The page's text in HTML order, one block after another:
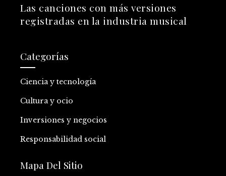
Las canciones con más versiones
registradas en la industria musical
Categorías
Ciencia y tecnología
Cultura y ocio
Inversiones y negocios
Responsabilidad social
Mapa Del Sitio